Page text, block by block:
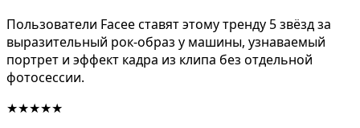
Пользователи Facee ставят этому тренду 5 звёзд за
выразительный рок-образ у машины, узнаваемый
портрет и эффект кадра из клипа без отдельной
фотосессии.
★★★★★